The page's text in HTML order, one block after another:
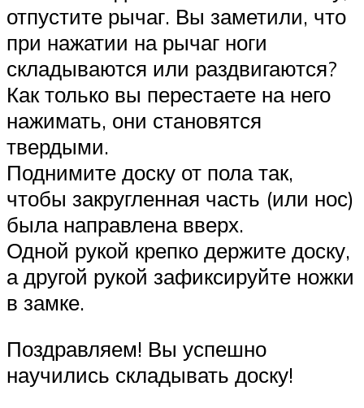
отпустите рычаг. Вы заметили, что
при нажатии на рычаг ноги
складываются или раздвигаются?
Как только вы перестаете на него
нажимать, они становятся
твердыми.
Поднимите доску от пола так,
чтобы закругленная часть (или нос)
была направлена вверх.
Одной рукой крепко держите доску,
а другой рукой зафиксируйте ножки
в замке.
Поздравляем! Вы успешно
научились складывать доску!